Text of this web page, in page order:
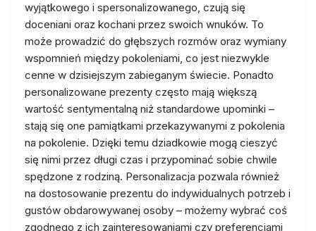
wyjątkowego i spersonalizowanego, czują się
doceniani oraz kochani przez swoich wnuków. To
może prowadzić do głębszych rozmów oraz wymiany
wspomnień między pokoleniami, co jest niezwykle
cenne w dzisiejszym zabieganym świecie. Ponadto
personalizowane prezenty często mają większą
wartość sentymentalną niż standardowe upominki –
stają się one pamiątkami przekazywanymi z pokolenia
na pokolenie. Dzięki temu dziadkowie mogą cieszyć
się nimi przez długi czas i przypominać sobie chwile
spędzone z rodziną. Personalizacja pozwala również
na dostosowanie prezentu do indywidualnych potrzeb i
gustów obdarowywanej osoby – możemy wybrać coś
zgodnego z ich zainteresowaniami czy preferencjami